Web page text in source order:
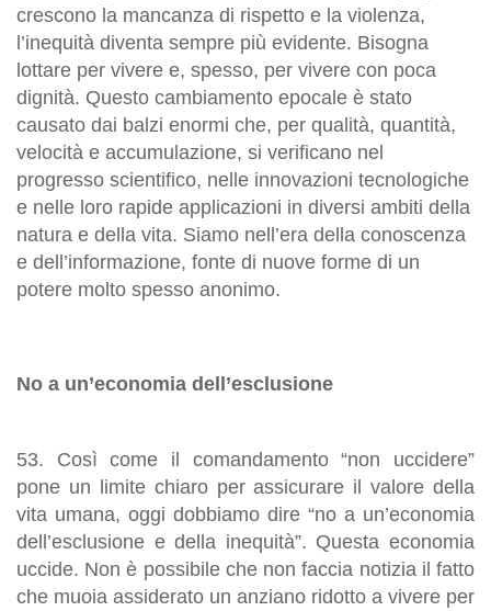
crescono la mancanza di rispetto e la violenza,
l’inequità diventa sempre più evidente. Bisogna
lottare per vivere e, spesso, per vivere con poca
dignità. Questo cambiamento epocale è stato
causato dai balzi enormi che, per qualità, quantità,
velocità e accumulazione, si verificano nel
progresso scientifico, nelle innovazioni tecnologiche
e nelle loro rapide applicazioni in diversi ambiti della
natura e della vita. Siamo nell’era della conoscenza
e dell’informazione, fonte di nuove forme di un
potere molto spesso anonimo.
No a un’economia dell’esclusione
53. Così come il comandamento “non uccidere”
pone un limite chiaro per assicurare il valore della
vita umana, oggi dobbiamo dire “no a un’economia
dell’esclusione e della inequità”. Questa economia
uccide. Non è possibile che non faccia notizia il fatto
che muoia assiderato un anziano ridotto a vivere per